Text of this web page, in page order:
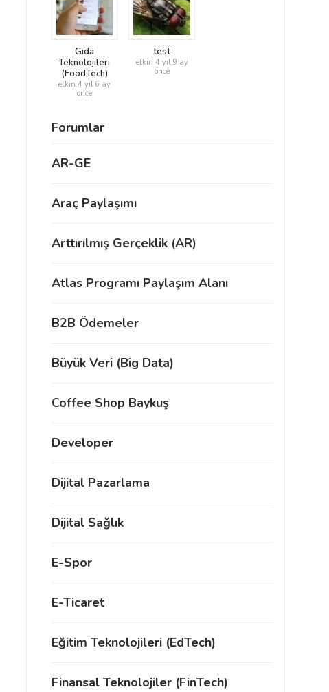
Gıda
Teknolojileri
(FoodTech)
etkin 4 yıl 6 ay
önce
test
etkin 4 yıl 9 ay
önce
Forumlar
AR-GE
Araç Paylaşımı
Arttırılmış Gerçeklik (AR)
Atlas Programı Paylaşım Alanı
B2B Ödemeler
Büyük Veri (Big Data)
Coffee Shop Baykuş
Developer
Dijital Pazarlama
Dijital Sağlık
E-Spor
E-Ticaret
Eğitim Teknolojileri (EdTech)
Finansal Teknolojiler (FinTech)